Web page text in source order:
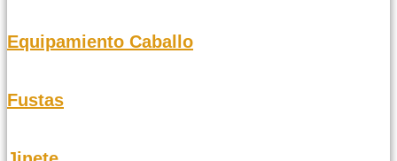
Equipamiento Caballo
Fustas